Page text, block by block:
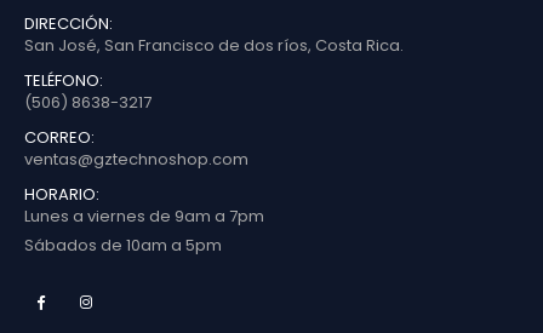
DIRECCIÓN:
San José, San Francisco de dos ríos, Costa Rica.
TELÉFONO:
(506) 8638-3217
CORREO:
ventas@gztechnoshop.com
HORARIO:
Lunes a viernes de 9am a 7pm
Sábados de 10am a 5pm